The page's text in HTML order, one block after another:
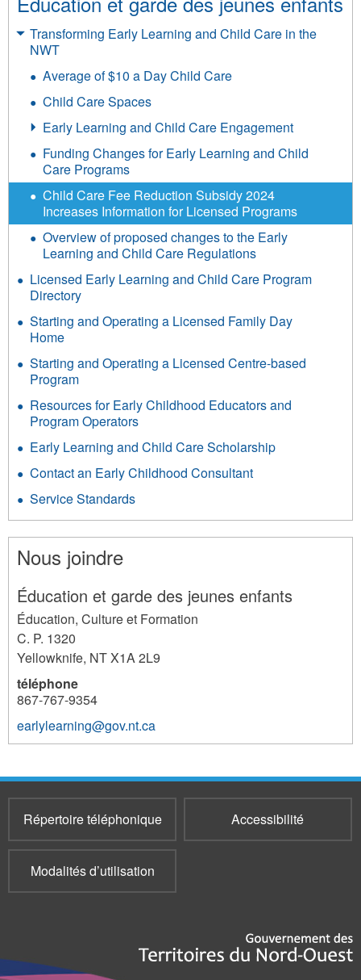
Transforming Early Learning and Child Care in the
NWT
Average of $10 a Day Child Care
Child Care Spaces
Early Learning and Child Care Engagement
Funding Changes for Early Learning and Child
Care Programs
Child Care Fee Reduction Subsidy 2024
Increases Information for Licensed Programs
Overview of proposed changes to the Early
Learning and Child Care Regulations
Licensed Early Learning and Child Care Program
Directory
Starting and Operating a Licensed Family Day
Home
Starting and Operating a Licensed Centre-based
Program
Resources for Early Childhood Educators and
Program Operators
Early Learning and Child Care Scholarship
Contact an Early Childhood Consultant
Service Standards
Nous joindre
Éducation et garde des jeunes enfants
Éducation, Culture et Formation
C. P. 1320
Yellowknife, NTX1A 2L9
téléphone
867-767-9354
earlylearning@gov.nt.ca
428
Répertoire téléphonique Accessibilité
Modalités d’utilisation